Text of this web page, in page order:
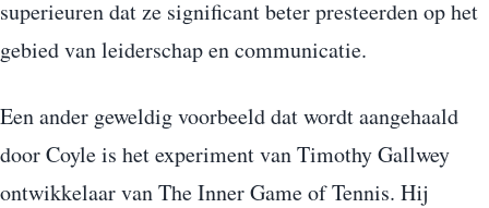
superieuren dat ze significant beter presteerden op het
gebied van leiderschap en communicatie.
Een ander geweldig voorbeeld dat wordt aangehaald
door Coyle is het experiment van Timothy Gallwey
ontwikkelaar van The Inner Game of Tennis. Hij